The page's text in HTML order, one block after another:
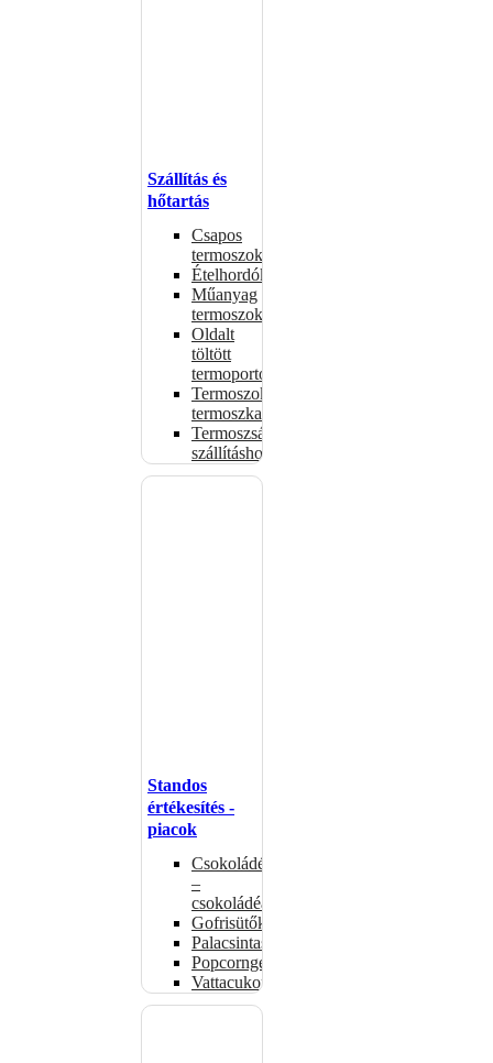
Szállítás és
hőtartás
Csapos
termoszok
Ételhordók
Műanyag
termoszok
Oldalt
töltött
termoportok
Termoszok,
termoszkannák
Termoszsákok
szállításhoz
Standos
értékesítés -
piacok
Csokoládémelegítők
–
csokoládéadagolók
Gofrisütők
Palacsintasütők
Popcorngépek
Vattacukorgép